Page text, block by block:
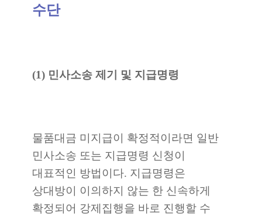
수단
(1) 민사소송 제기 및 지급명령
물품대금 미지급이 확정적이라면 일반
민사소송 또는 지급명령 신청이
대표적인 방법이다. 지급명령은
상대방이 이의하지 않는 한 신속하게
확정되어 강제집행을 바로 진행할 수